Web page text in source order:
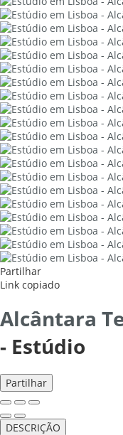
Partilhar
Link copiado
Alcântara
- Estúdio
Partilhar
DESCRIÇÃO